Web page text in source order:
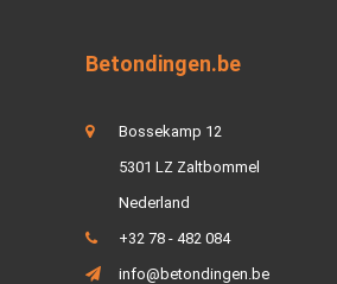
Betondingen.be
Bossekamp 12
5301 LZ Zaltbommel
Nederland
+32 78 - 482 084
info@betondingen.be